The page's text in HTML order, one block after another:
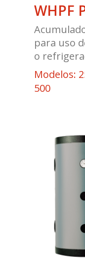
WHPF
para uso
o
Modelos:
500